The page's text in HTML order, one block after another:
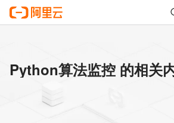
Python算法监控 的相关